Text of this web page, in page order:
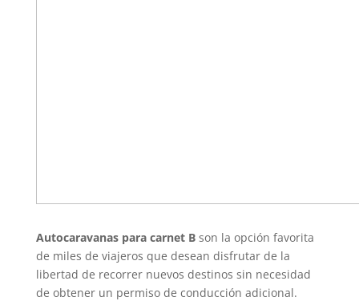
Autocaravanas para carnet Bson la opción favorita
de miles de viajeros que desean disfrutar de la
libertad de recorrer nuevos destinos sin necesidad
de obtener un permiso de conducción adicional.